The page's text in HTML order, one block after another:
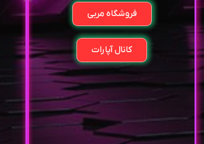
فروشگاه مربی
کانال آپارات